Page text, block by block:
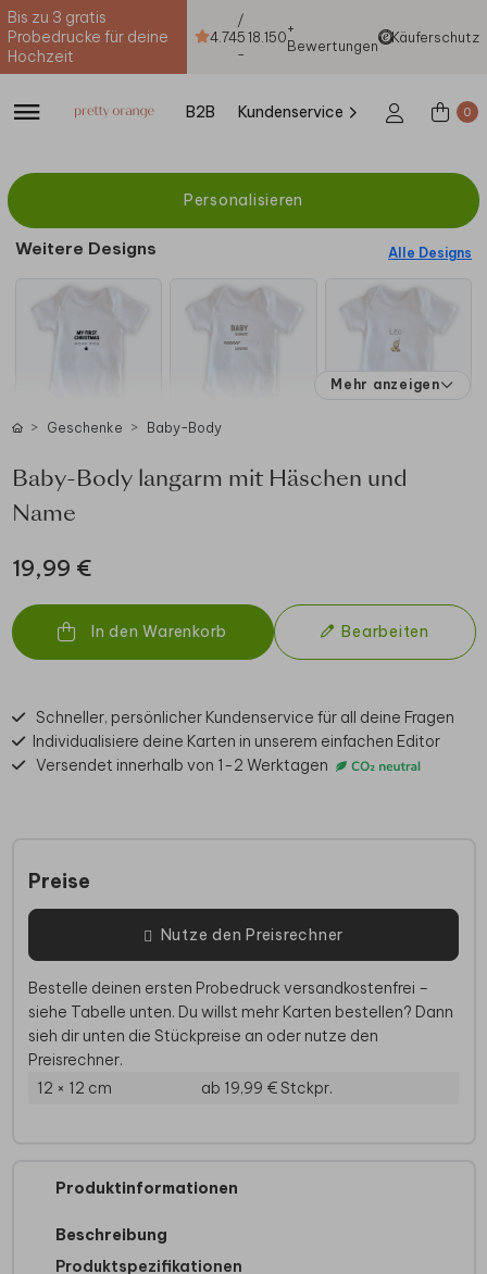
Bis zu 3 gratis
Probedrucke für deine
Hochzeit
4.74
/
5
-
18.150+
Bewertungen
Käuferschutz
B2B Kundenservice 0
Personalisieren
Weitere Designs Alle Designs
Mehr anzeigen
Geschenke Baby-Body
Baby-Body langarm mit Häschen und
Name
19,99 €
In den Warenkorb Bearbeiten
Schneller, persönlicher Kundenservice für all deine Fragen
Individualisiere deine Karten in unserem einfachen Editor
Versendet innerhalb von 1-2 Werktagen
Preise
Nutze den Preisrechner
Bestelle deinen ersten Probedruck versandkostenfrei –
siehe Tabelle unten. Du willst mehr Karten bestellen? Dann
sieh dir unten die Stückpreise an oder nutze den
Preisrechner.
12 × 12 cm
ab 19,99 €Stckpr.
Produktinformationen
Beschreibung
Produktspezifikationen